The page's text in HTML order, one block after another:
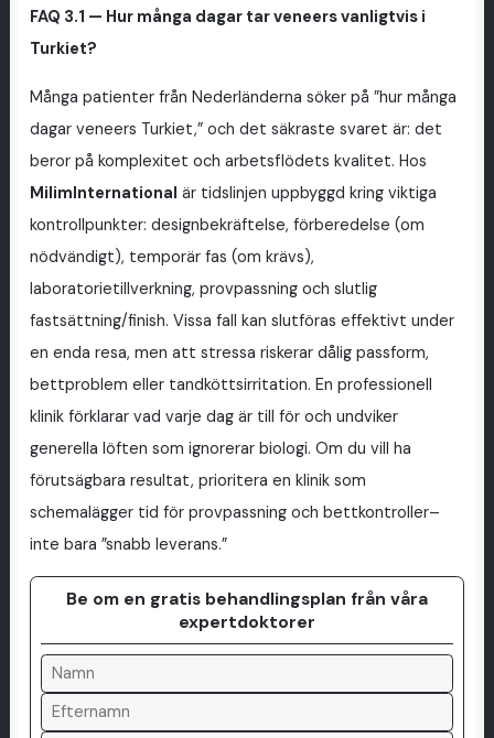
FAQ 3.1 — Hur många dagar tar veneers vanligtvis i
Turkiet?
Många patienter från Nederländerna söker på ”hur många
dagar veneers Turkiet,” och det säkraste svaret är: det
beror på komplexitet och arbetsflödets kvalitet. Hos
MilimInternational är tidslinjen uppbyggd kring viktiga
kontrollpunkter: designbekräftelse, förberedelse (om
nödvändigt), temporär fas (om krävs),
laboratorietillverkning, provpassning och slutlig
fastsättning/finish. Vissa fall kan slutföras effektivt under
en enda resa, men att stressa riskerar dålig passform,
bettproblem eller tandköttsirritation. En professionell
klinik förklarar vad varje dag är till för och undviker
generella löften som ignorerar biologi. Om du vill ha
förutsägbara resultat, prioritera en klinik som
schemalägger tid för provpassning och bettkontroller–
inte bara ”snabb leverans.”
Be om en gratis behandlingsplan från våra
expertdoktorer